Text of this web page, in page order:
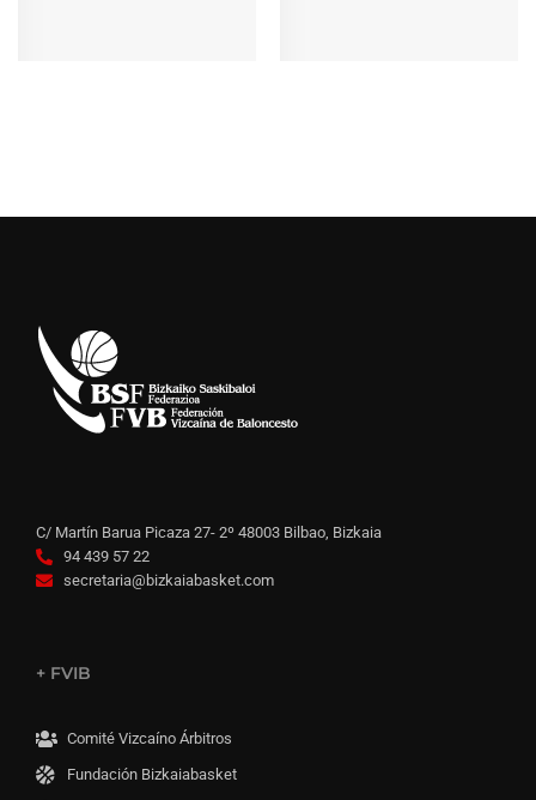
C/ Martín Barua Picaza 27- 2º 48003 Bilbao, Bizkaia
94 439 57 22
secretaria@bizkaiabasket.com
+ FVIB
Comité Vizcaíno Árbitros
Fundación Bizkaiabasket